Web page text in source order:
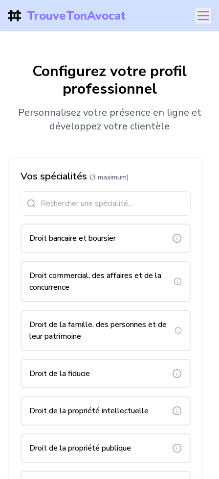
TrouveTonAvocat
Configurez votre profil
professionnel
Personnalisez votre présence en ligne et
développez votre clientèle
Vos spécialités (3 maximum)
Droit bancaire et boursier
Droit commercial, des affaires et de la
concurrence
Droit de la famille, des personnes et de
leur patrimoine
Droit de la fiducie
Droit de la propriété intellectuelle
Droit de la propriété publique